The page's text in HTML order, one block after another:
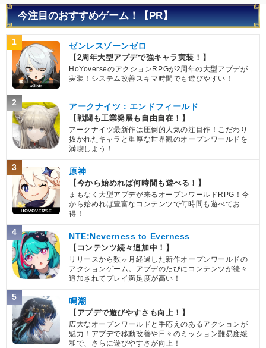
今注目のおすすめゲーム！【PR】
1 ゼンレスゾーンゼロ
【2周年大型アプデで強キャラ実装！】
HoYoverseのアクションRPGが2周年の大型アプデが
実装！システム改善スキマ時間でも遊びやすい！
2 アークナイツ：エンドフィールド
【戦闘も工業発展も自由自在！】
アークナイツ最新作は圧倒的人気の注目作！こだわり
抜かれたキャラと重厚な世界観のオープンワールドを
満喫しよう！
3 原神
【今から始めれば何時間も遊べる！】
まもなく大型アプデが来るオープンワールドRPG！今
から始めれば豊富なコンテンツで何時間も遊べてお
得！
4 NTE:Neverness to Everness
【コンテンツ続々追加中！】
リリースから数ヶ月経過した新作オープンワールドの
アクションゲーム。アプデのたびにコンテンツが続々
追加されてプレイ満足度が高い！
5 鳴潮
【アプデで遊びやすさも向上！】
広大なオープンワールドと手応えのあるアクションが
魅力！アプデで移動改善や日々のミッション難易度緩
和で、さらに遊びやすさが向上！